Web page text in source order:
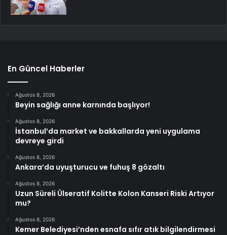
En Güncel Haberler
Ağustos 8, 2026
Beyin sağlığı anne karnında başlıyor!
Ağustos 8, 2026
İstanbul’da market ve bakkallarda yeni uygulama
devreye girdi
Ağustos 8, 2026
Ankara’da uyuşturucu ve fuhuş 8 gözaltı
Ağustos 8, 2026
Uzun Süreli Ülseratif Kolitte Kolon Kanseri Riski Artıyor
mu?
Ağustos 8, 2026
Kemer Belediyesi’nden esnafa sıfır atık bilgilendirmesi